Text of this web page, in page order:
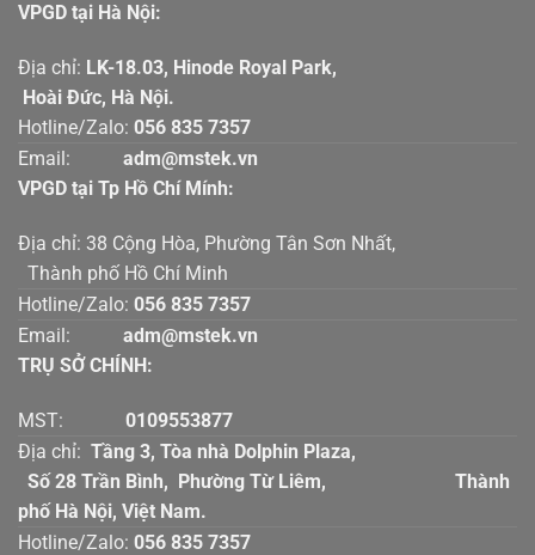
VPGD tại Hà Nội:
Địa chỉ: LK-18.03, Hinode Royal Park,
Hoài Đức, Hà Nội.
Hotline/Zalo: 056 835 7357
Email:
adm@mstek.vn
VPGD tại Tp Hồ Chí Mính:
Địa chỉ: 38 Cộng Hòa, Phường Tân Sơn Nhất,
Thành phố Hồ Chí Minh
Hotline/Zalo: 056 835 7357
Email:
adm@mstek.vn
TRỤ SỞ CHÍNH:
MST: 0109553877
Địa chỉ: Tầng 3, Tòa nhà Dolphin Plaza,
Số 28 Trần Bình, Phường Từ Liêm, Thành
phố Hà Nội, Việt Nam.
Hotline/Zalo: 056 835 7357